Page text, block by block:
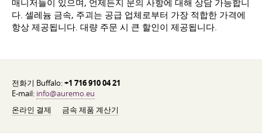
매니저들이 있으며, 언제든지 문의 사항에 대해 상담 가능합니
다. 셀레늄 금속, 주괴는 공급 업체로부터 가장 적합한 가격에
항상 제공됩니다. 대량 주문 시 큰 할인이 제공됩니다.
전화기 Buffalo:+1 716 910 04 21
E-mail: info@auremo.eu
온라인 결제
금속 제품 계산기